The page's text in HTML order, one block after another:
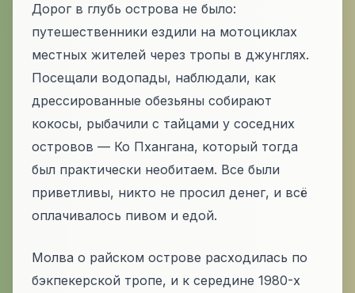
Дорог в глубь острова не было:
путешественники ездили на мотоциклах
местных жителей через тропы в джунглях.
Посещали водопады, наблюдали, как
дрессированные обезьяны собирают
кокосы, рыбачили с тайцами у соседних
островов — Ко Пхангана, который тогда
был практически необитаем. Все были
приветливы, никто не просил денег, и всё
оплачивалось пивом и едой.
Молва о райском острове расходилась по
бэкпекерской тропе, и к середине 1980-х